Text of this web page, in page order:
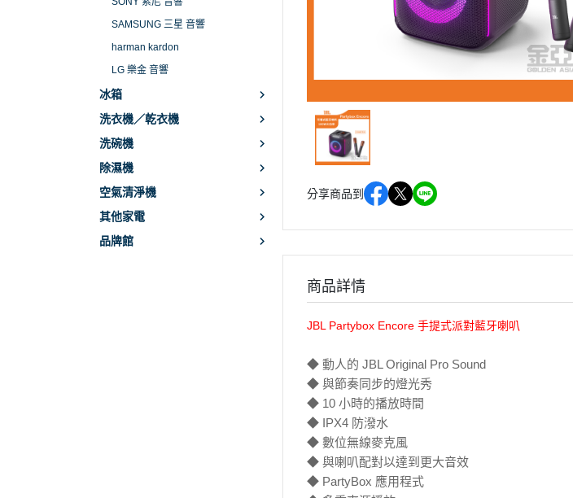
SAMSUNG 三星 音響
harman kardon
LG 樂金 音響
冰箱
洗衣機／乾衣機
洗碗機
除濕機
空氣清淨機
其他家電
品牌館
分享商品到
商品詳情
JBL Partybox Encore 手提式派對藍牙喇叭
◆ 動人的 JBL Original Pro Sound
◆ 與節奏同步的燈光秀
◆ 10 小時的播放時間
◆ IPX4 防潑水
◆ 數位無線麥克風
◆ 與喇叭配對以達到更大音效
◆ PartyBox 應用程式